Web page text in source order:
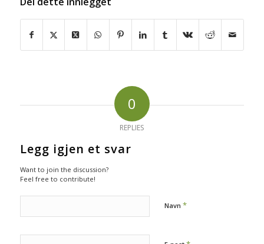
0
REPLIES
Legg igjen et svar
Want to join the discussion?
Feel free to contribute!
Navn *